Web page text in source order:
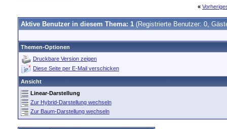
«
Aktive Benutzer in diesem Thema: 1 (Registrierte Benutzer: 0,
Themen-Optionen
Druckbare Version zeigen
Diese Seite per E-Mail verschicken
Ansicht
Linear-Darstellung
Zur Hybrid-Darstellung wechseln
Zur Baum-Darstellung wechseln